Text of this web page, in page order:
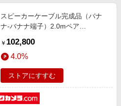
スピーカーケーブル完成品（バナ
ナ-バナナ端子）2.0mペア
￥ 102,800
4.0%
ストアにすすむ